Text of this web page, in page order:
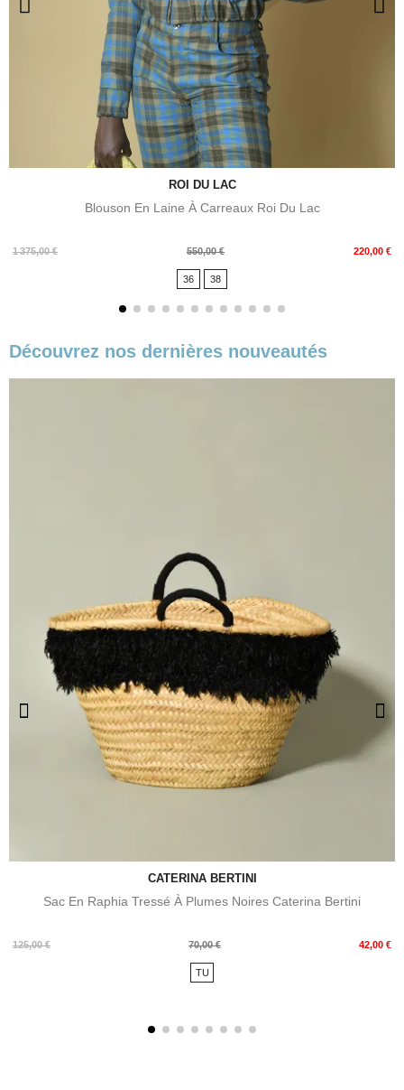
ROI DU LAC
Blouson En Laine À Carreaux Roi Du Lac
1 375,00 €
Prix
550,00 € 220,00 €
Prix
36 38
Découvrez nos dernières nouveautés
CATERINA BERTINI
Sac En Raphia Tressé À Plumes Noires Caterina Bertini
125,00 €
Prix
70,00 € 42,00 €
Prix
TU